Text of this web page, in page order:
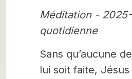
Méditation -
quotidienne
Sans qu’aucune
lui soit faite,